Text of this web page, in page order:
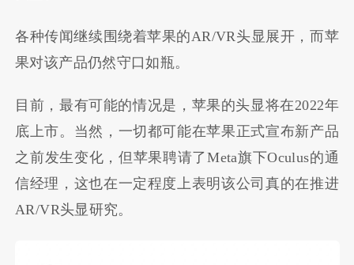
各种传闻继续围绕着苹果的AR/VR头显展开，而苹
果对该产品仍然守口如瓶。
目前，最有可能的情况是，苹果的头显将在2022年
底上市。当然，一切都可能在苹果正式宣布新产品
之前发生变化，但苹果聘请了Meta旗下Oculus的通
信经理，这也在一定程度上表明该公司真的在推进
AR/VR头显研究。